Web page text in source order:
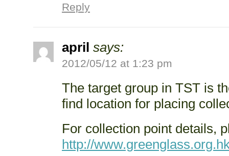
Reply
april says:
2012/05/12 at 1:23 pm
The target group in TST is
find location for placing
For collection point details,
http://